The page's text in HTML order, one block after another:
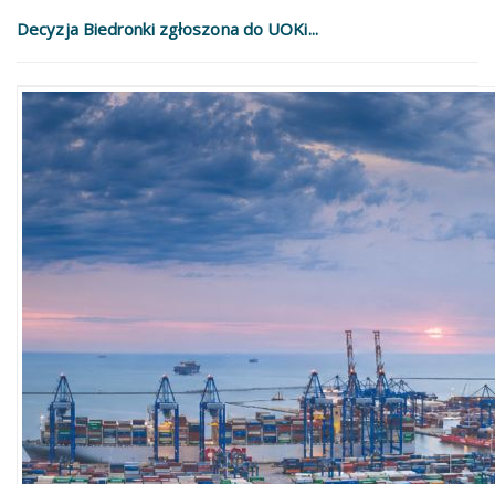
Decyzja Biedronki zgłoszona do UOKi...